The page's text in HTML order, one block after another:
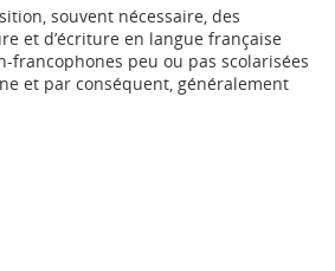
souvent nécessaire, des
et d’écriture en langue française
francophones peu ou pas scolarisées
et par conséquent, généralement